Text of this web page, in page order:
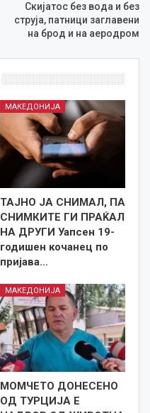
Скијатос без вода и без
струја, патници заглавени
на брод и на аеродром
МАКЕДОНИЈА
ТАЈНО ЈА СНИМАЛ, ПА
СНИМКИТЕ ГИ ПРАЌАЛ
НА ДРУГИ Уапсен 19-
годишeн кочанец по
пријава…
МАКЕДОНИЈА
МОМЧЕТО ДОНЕСЕНО
ОД ТУРЦИЈА Е